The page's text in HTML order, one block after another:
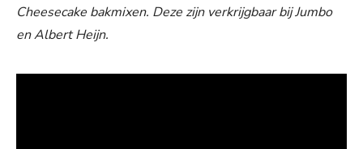
Cheesecake bakmixen. Deze zijn verkrijgbaar bij Jumbo
en Albert Heijn.